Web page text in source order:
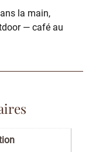
la main,
— café au